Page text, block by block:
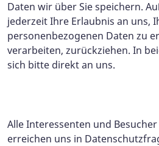
Daten wir über Sie speichern.
jederzeit Ihre Erlaubnis an uns,
personenbezogenen Daten zu
verarbeiten, zurückziehen. In
sich bitte direkt an uns.
Alle Interessenten und
erreichen uns in